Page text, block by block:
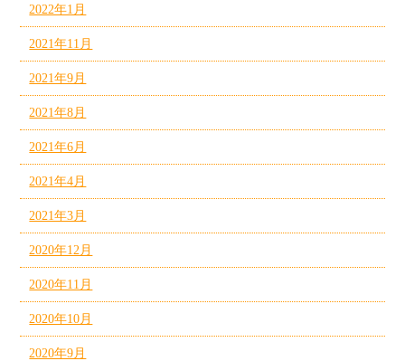
2022年1月
2021年11月
2021年9月
2021年8月
2021年6月
2021年4月
2021年3月
2020年12月
2020年11月
2020年10月
2020年9月